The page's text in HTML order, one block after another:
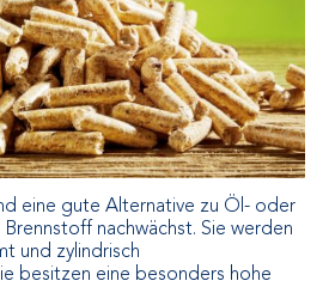
eine gute Alternative zu Öl- oder
nachwächst. Sie werden
und zylindrisch
besitzen eine besonders hohe